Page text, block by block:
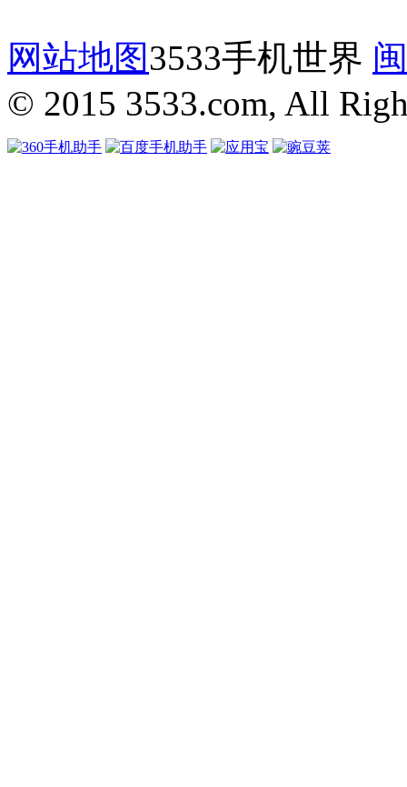
网站地图3533手机世界
© 2015 3533.com, All